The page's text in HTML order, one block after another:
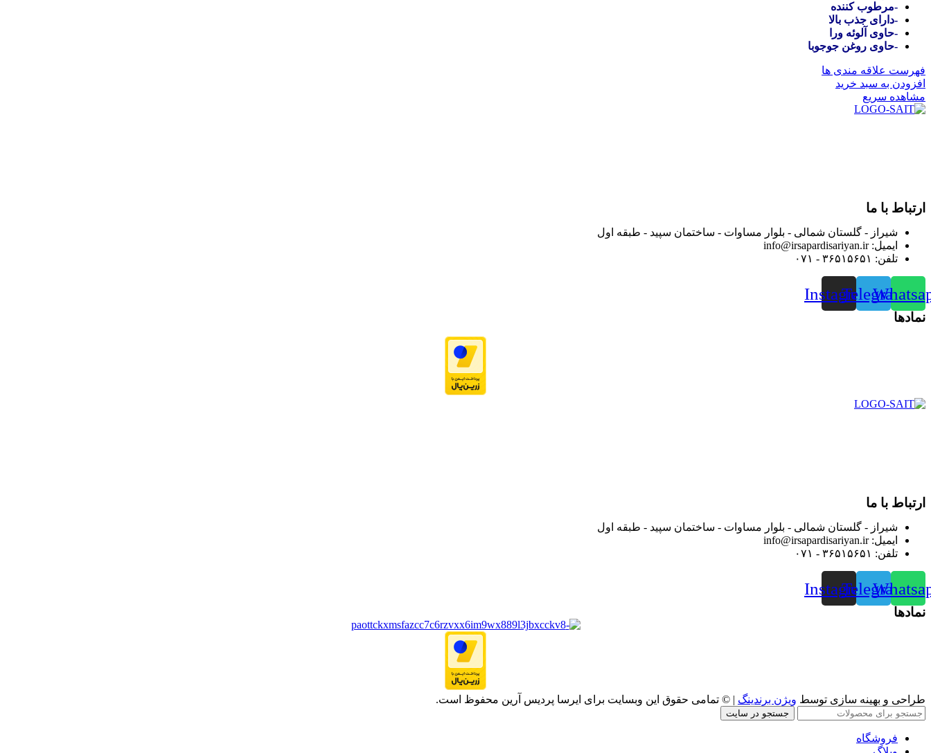
-مرطوب کننده
-دارای جذب بالا
-حاوی آلوئه ورا
-حاوی روغن جوجوبا
فهرست علاقه مندی ها
افزودن به سبد خرید
مشاهده سریع
ارتباط با ما
شیراز - گلستان شمالی - بلوار مساوات - ساختمان سپید - طبقه اول
ایمیل: info@irsapardisariyan.ir
تلفن: ۳۶۵۱۵۶۵۱ - ۰۷۱
Telegram
Instagram
نمادها
ارتباط با ما
شیراز - گلستان شمالی - بلوار مساوات - ساختمان سپید - طبقه اول
ایمیل: info@irsapardisariyan.ir
تلفن: ۳۶۵۱۵۶۵۱ - ۰۷۱
Telegram
Instagram
نمادها
طراحی و بهینه سازی توسط ویژن برندینگ | © تمامی حقوق این وبسایت برای ایرسا پردیس آرین محفوظ است.
جستجو در سایت
فروشگاه